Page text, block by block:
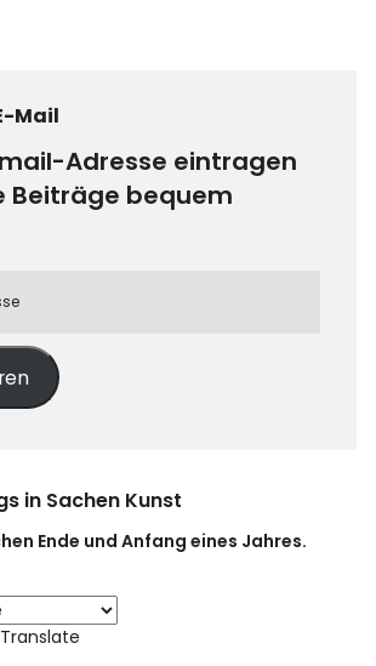
Mail
Adresse eintragen
Beiträge bequem
in Sachen Kunst
Ende und Anfang eines Jahres.
Translate